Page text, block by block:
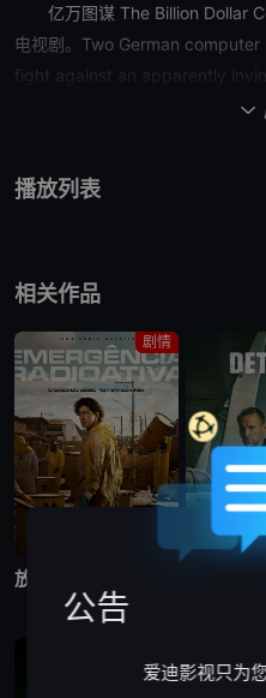
亿万图谋 The Billion Dollar
电视剧。Two German
fight against an apparently
recognized as the inventor of
Valley and the harsh reality of

播放列表
相关作品
剧情
完结
放射危机
公告
爱迪影视只为